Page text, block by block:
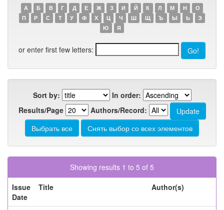
А Б В Г Д Е Ж З И Й К Л М Н
О
П
Р С Т У Ф Х Ц Ч Ш Щ Ъ Ы Ь
Э
Ю
Я
or enter first few letters:
Sort by:
In order:
Results/Page
Authors/Record:
Showing results 1 to 5 of 5
Issue
Date
Title Author(s)